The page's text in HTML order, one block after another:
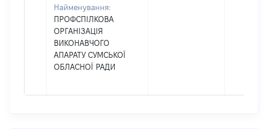
Найменування:
ПРОФСПІЛКОВА
ОРГАНІЗАЦІЯ
ВИКОНАВЧОГО
АПАРАТУ СУМСЬКОЇ
ОБЛАСНОЇ РАДИ